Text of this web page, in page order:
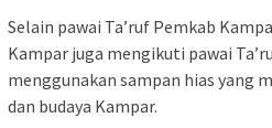
Selain pawai Ta’ruf Pemkab
Kampar juga mengikuti pawai
menggunakan sampan hias yang
dan budaya Kampar.